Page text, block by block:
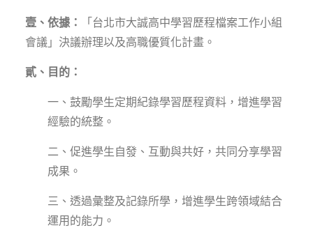
壹、依據：
「台北市大誠高中學習歷程檔案工作小組
會議」決議辦理以及高職優質化計畫。
貳、目的：
一、鼓勵學生定期紀錄學習歷程資料，增進學習
經驗的統整。
二、促進學生自發、互動與共好，共同分享學習
成果。
三、透過彙整及記錄所學，增進學生跨領域結合
運用的能力。